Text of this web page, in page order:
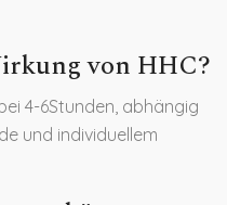
von HHC?
4-6Stunden, abhängig
und individuellem